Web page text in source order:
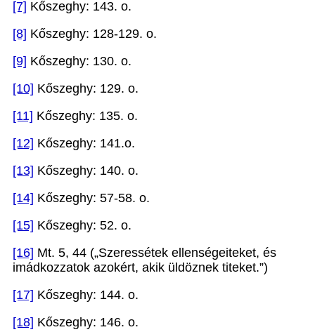
[7] Kőszeghy: 143. o.
[8] Kőszeghy: 128-129. o.
[9] Kőszeghy: 130. o.
[10] Kőszeghy: 129. o.
[11] Kőszeghy: 135. o.
[12] Kőszeghy: 141.o.
[13] Kőszeghy: 140. o.
[14] Kőszeghy: 57-58. o.
[15] Kőszeghy: 52. o.
[16] Mt. 5, 44 („Szeressétek ellenségeiteket, és
imádkozzatok azokért, akik üldöznek titeket.”)
[17] Kőszeghy: 144. o.
[18] Kőszeghy: 146. o.